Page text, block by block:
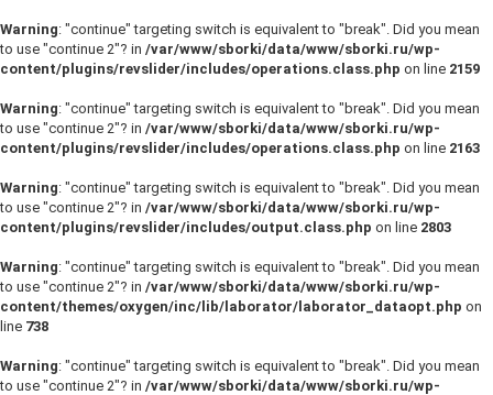
Warning: "continue" targeting switch is equivalent to "break". Did you mean
to use "continue 2"? in /var/www/sborki/data/www/sborki.ru/wp-
content/plugins/revslider/includes/operations.class.php on line 2159
Warning: "continue" targeting switch is equivalent to "break". Did you mean
to use "continue 2"? in /var/www/sborki/data/www/sborki.ru/wp-
content/plugins/revslider/includes/operations.class.php on line 2163
Warning: "continue" targeting switch is equivalent to "break". Did you mean
to use "continue 2"? in /var/www/sborki/data/www/sborki.ru/wp-
content/plugins/revslider/includes/output.class.php on line 2803
Warning: "continue" targeting switch is equivalent to "break". Did you mean
to use "continue 2"? in /var/www/sborki/data/www/sborki.ru/wp-
content/themes/oxygen/inc/lib/laborator/laborator_dataopt.php on
line 738
Warning: "continue" targeting switch is equivalent to "break". Did you mean
to use "continue 2"? in /var/www/sborki/data/www/sborki.ru/wp-